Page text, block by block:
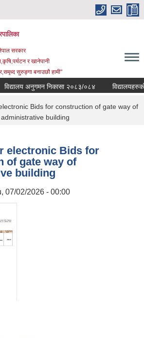
सरकार
र खानेपानी
सुरुङ्गा बनाउछौ हामी"
विद्यालय अनुगमन निकासा २०८३/०८४
Bids for construction of gate way of
administrative building
electronic Bids for
of gate way of
building
07/02/2026 - 00:00